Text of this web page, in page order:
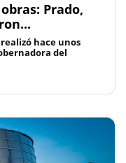
Prado,
hace unos
del